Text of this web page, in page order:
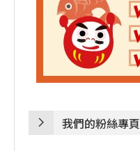
我們的粉絲專頁